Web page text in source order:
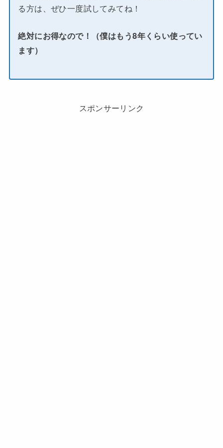
る方は、ぜひ一度試してみてね！
絶対にお得なので！（僕はもう8年くらい使ってい
ます）
スポンサーリンク